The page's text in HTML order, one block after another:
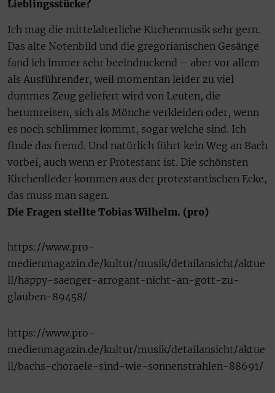
Lieblingsstücke?
Ich mag die mittelalterliche Kirchenmusik sehr gern.
Das alte Notenbild und die gregorianischen Gesänge
fand ich immer sehr beeindruckend – aber vor allem
als Ausführender, weil momentan leider zu viel
dummes Zeug geliefert wird von Leuten, die
herumreisen, sich als Mönche verkleiden oder, wenn
es noch schlimmer kommt, sogar welche sind. Ich
finde das fremd. Und natürlich führt kein Weg an Bach
vorbei, auch wenn er Protestant ist. Die schönsten
Kirchenlieder kommen aus der protestantischen Ecke,
das muss man sagen.
Die Fragen stellte Tobias Wilhelm. (pro)
https://www.pro-
medienmagazin.de/kultur/musik/detailansicht/aktue
ll/happy-saenger-arrogant-nicht-an-gott-zu-
glauben-89458/
https://www.pro-
medienmagazin.de/kultur/musik/detailansicht/aktue
ll/bachs-choraele-sind-wie-sonnenstrahlen-88691/